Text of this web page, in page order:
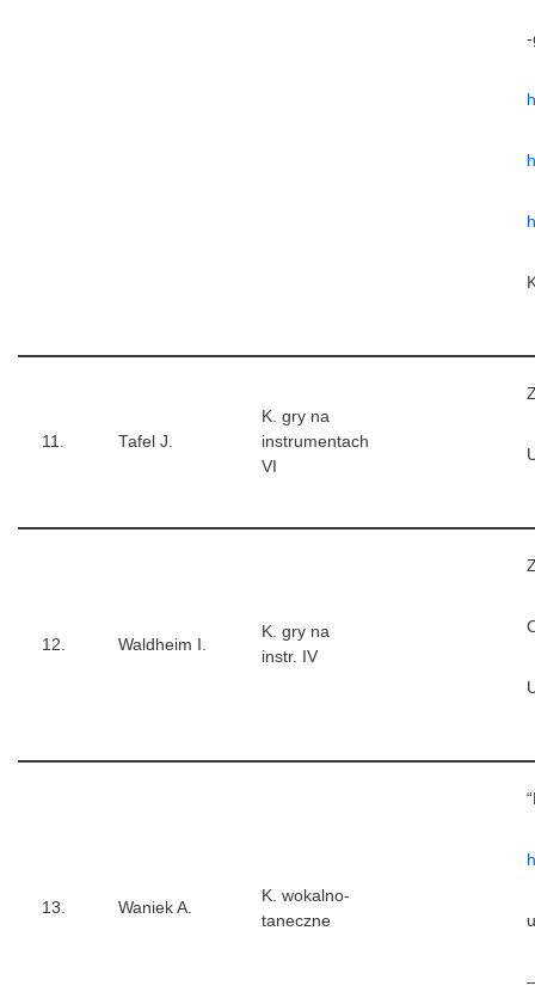
-
11. Tafel J.
K. gry na
instrumentach
VI
12. Waldheim I.
K. gry na
instr. IV
13. Waniek A.
K. wokalno-
taneczne